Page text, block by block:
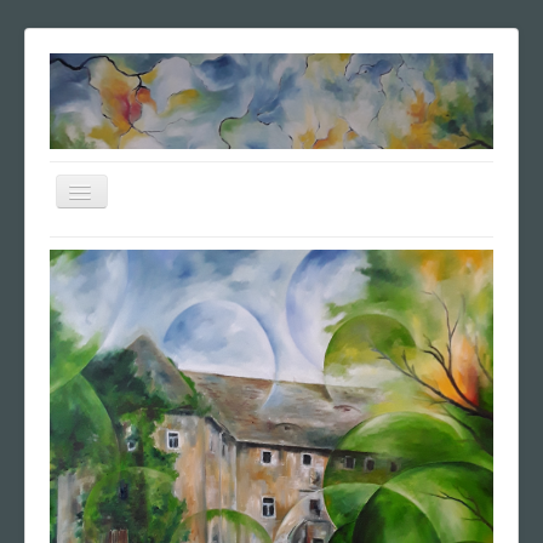
Navigation
Home
Vita
Poesie
Ausstellungen
Vierseitenbilder
Galerie
Anfrage